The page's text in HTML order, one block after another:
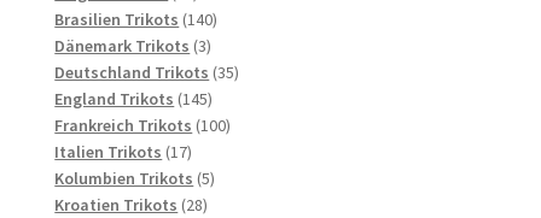
Produkte
Brasilien Trikots 140140
Dänemark Trikots 33
Produkte
Deutschland Trikots 3535
England Trikots 145145
Produkte
Frankreich Trikots 100100
Italien Trikots 1717
Produkte
Kolumbien Trikots 55
Kroatien Trikots 2828